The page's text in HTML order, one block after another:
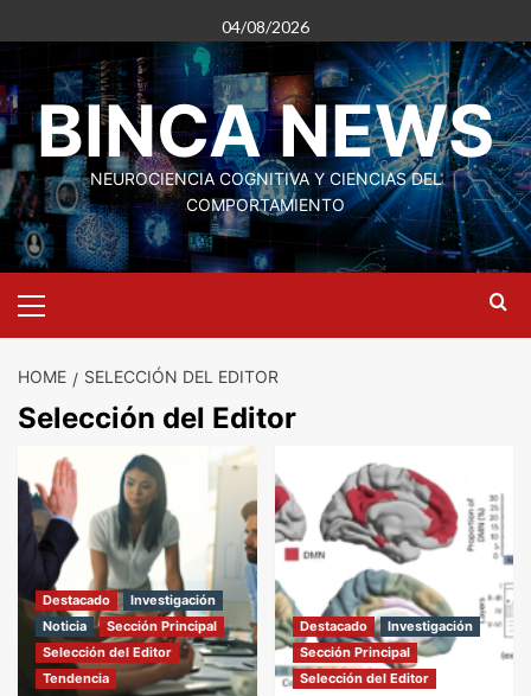
to
content
04/08/2026
BINCA NEWS
NEUROCIENCIA COGNITIVA Y CIENCIAS DEL
COMPORTAMIENTO
Menu
HOME SELECCIÓN DEL EDITOR
Selección del Editor
Destacado
Investigación
Noticia
Sección Principal
Selección del Editor
Tendencia
Destacado
Investigación
Sección Principal
Selección del Editor